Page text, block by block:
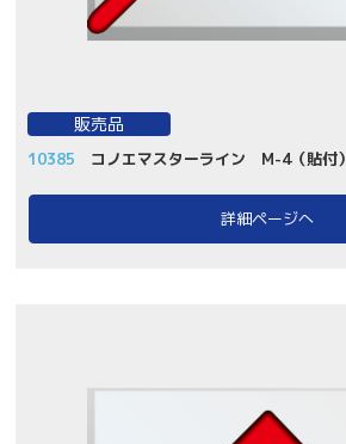
販売品
10385 コノエマスターライン M-4（貼付）
詳細ページへ